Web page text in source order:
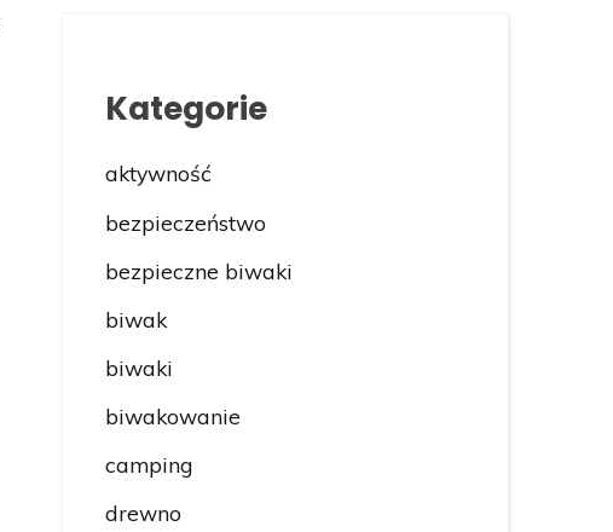
Kategorie
aktywność
bezpieczeństwo
bezpieczne biwaki
biwak
biwaki
biwakowanie
camping
drewno